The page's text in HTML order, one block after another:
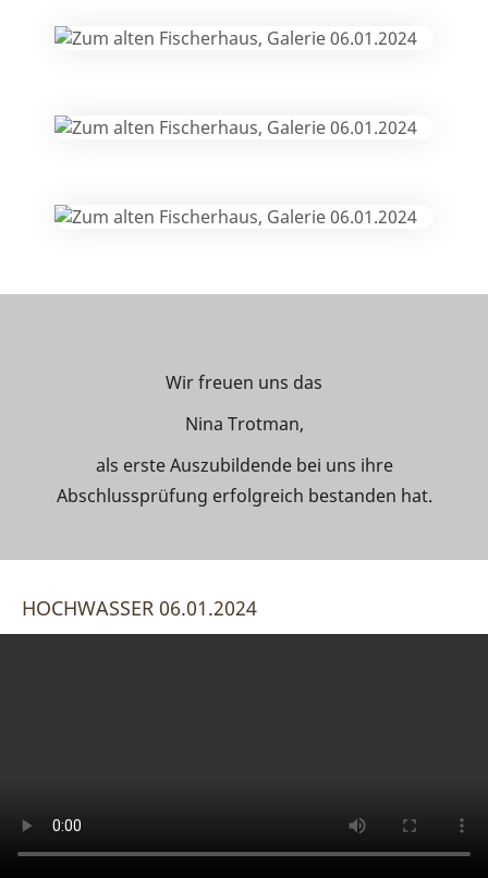
Wir freuen uns das
Nina Trotman,
als erste Auszubildende bei uns ihre
Abschlussprüfung erfolgreich bestanden hat.
HOCHWASSER 06.01.2024